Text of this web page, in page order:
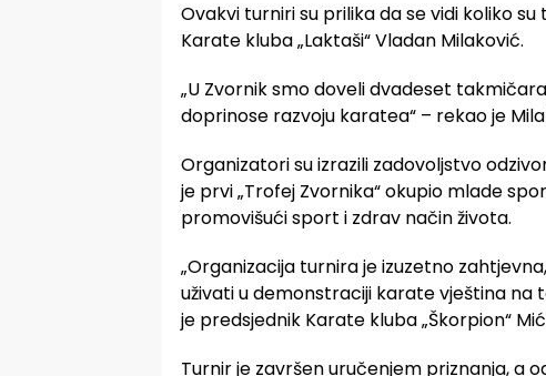
Ovakvi turniri su prilika da se vidi koliko
Karate kluba „Laktaši“ Vladan Milaković.
„U Zvornik smo doveli dvadeset
doprinose razvoju karatea“ – rekao je
Organizatori su izrazili zadovoljstvo
je prvi „Trofej Zvornika“ okupio mlade
promovišući sport i zdrav način života.
„Organizacija turnira je izuzetno
uživati u demonstraciji karate vještina na
je predsjednik Karate kluba „Škorpion“
Turnir je završen uručenjem priznanja, a